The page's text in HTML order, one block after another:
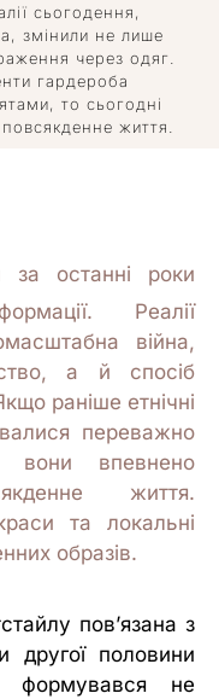
сьогодення,
змінили не лише
через одяг.
гардероба
то сьогодні
життя.
за останні роки
Реалії
війна,
а й спосіб
раніше етнічні
переважно
вони впевнено
життя.
та локальні
образів.
пов’язана з
другої половини
формувався не